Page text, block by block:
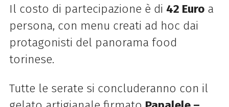
Il costo di partecipazione è di 42 Euroa
persona, con menu creati ad hoc dai
protagonisti del panorama food
torinese.
Tutte le serate si concluderanno con il